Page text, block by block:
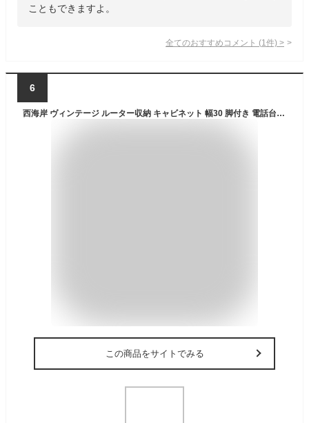
こともできますよ。
全てのおすすめコメント (1 件) >
6
西海岸 ヴィンテージ ルーター収納 キャビネット 幅30 脚付き 電話台 fax台 木製 おしゃれ スリム サイドボード ルーターボックス インテリア 家具 脚付き ガラス 扉付き 引き出し リビングキャビネット コンパクト ビンテージ かっこいい モデム 収納
この商品をサイトでみる